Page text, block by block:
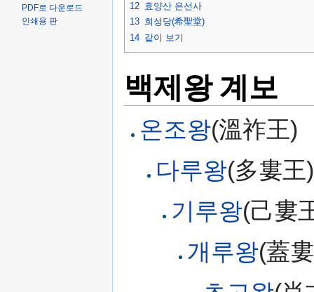
12 효양산 은선사
13 희성당(希聖堂)
14 같이 보기
백제왕 계보
온조왕(溫祚王)
다루왕(多婁王)
기루왕(己婁
개루왕(蓋
PDF로 다운로드
인쇄용 판